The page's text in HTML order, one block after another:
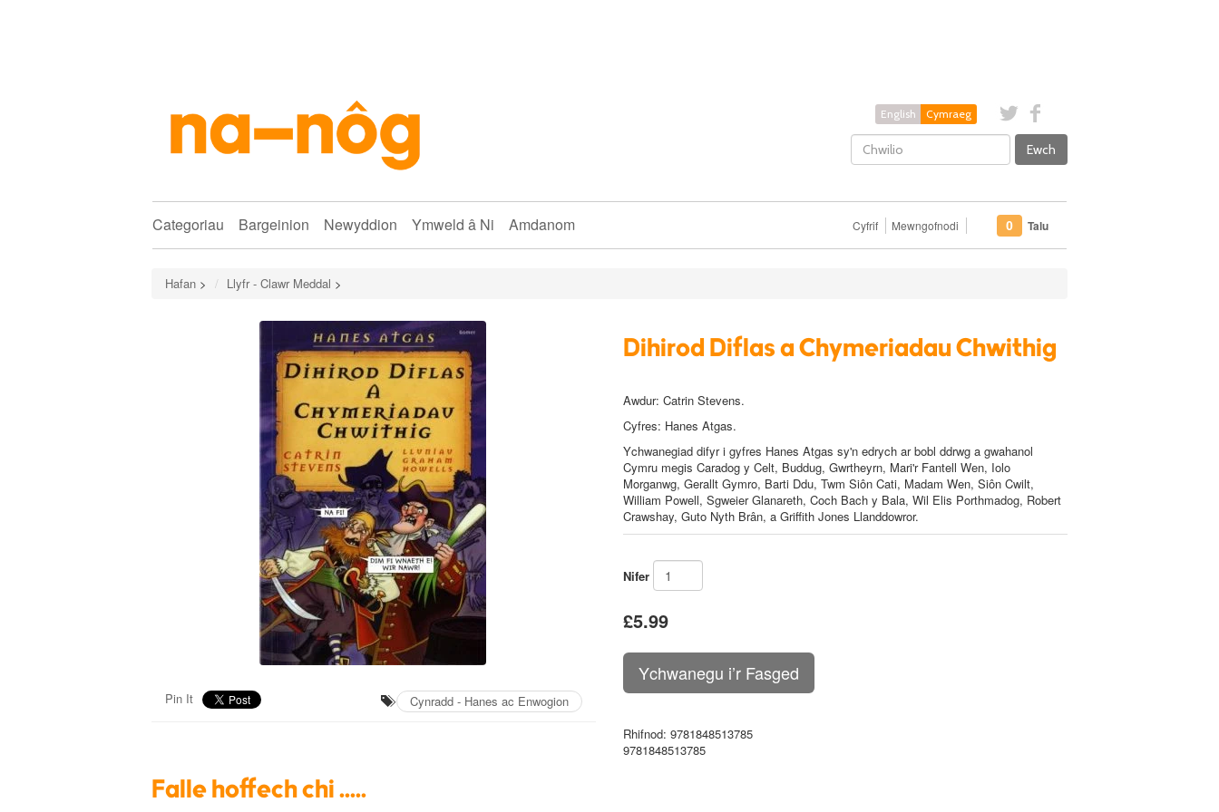
English Cymraeg
Ewch
Categoriau Bargeinion Newyddion Ymweld â Ni Amdanom Cyfrif Mewngofnodi 0 Talu
Hafan > Llyfr - Clawr Meddal >
Pin It Cynradd - Hanes ac Enwogion
Dihirod Diflas a Chymeriadau Chwithig
Awdur: Catrin Stevens.
Cyfres: Hanes Atgas.
Ychwanegiad difyr i gyfres Hanes Atgas sy'n edrych ar bobl ddrwg a gwahanol
Cymru megis Caradog y Celt, Buddug, Gwrtheyrn, Mari'r Fantell Wen, Iolo
Morganwg, Gerallt Gymro, Barti Ddu, Twm Siôn Cati, Madam Wen, Siôn Cwilt,
William Powell, Sgweier Glanareth, Coch Bach y Bala, Wil Elis Porthmadog, Robert
Crawshay, Guto Nyth Brân, a Griffith Jones Llanddowror.
Nifer
£5.99
Rhifnod: 9781848513785
9781848513785
Falle hoffech chi .....